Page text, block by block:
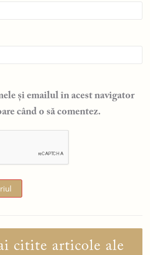
și emailul în acest navigator
când o să comentez.
citite articole ale